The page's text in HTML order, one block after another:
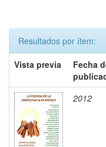
Resultados por ítem:
Vista previa
Fecha
2012